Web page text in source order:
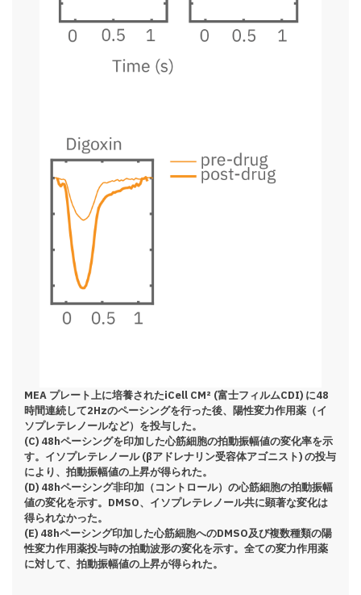
MEA プレート上に培養されたiCell CM² (富士フィルムCDI) に48
時間連続して2Hzのペーシングを行った後、陽性変力作用薬（イ
ソプレテレノールなど）を投与した。
(C) 48hペーシングを印加した心筋細胞の拍動振幅値の変化率を示
す。イソプレテレノール (βアドレナリン受容体アゴニスト) の投与
により、拍動振幅値の上昇が得られた。
(D) 48hペーシング非印加（コントロール）の心筋細胞の拍動振幅
値の変化を示す。DMSO、イソプレテレノール共に顕著な変化は
得られなかった。
(E) 48hペーシング印加した心筋細胞へのDMSO及び複数種類の陽
性変力作用薬投与時の拍動波形の変化を示す。全ての変力作用薬
に対して、拍動振幅値の上昇が得られた。